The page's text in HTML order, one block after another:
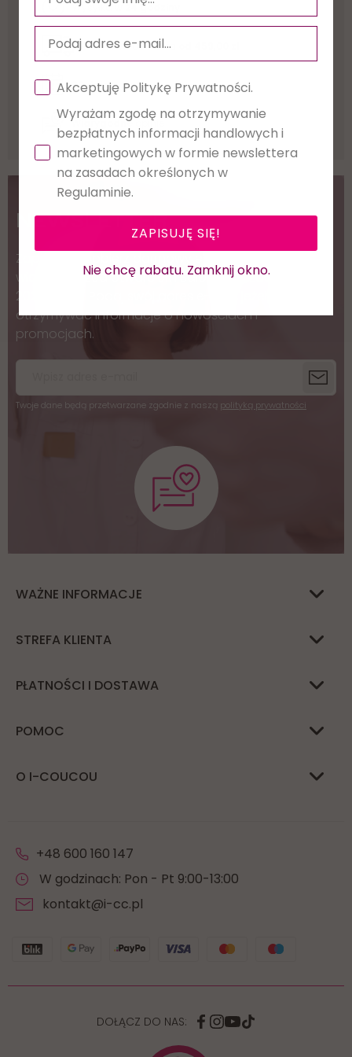
Wysyłka w24 godziny
Darmowa dostawa
30 dnina zwrot
Wiarygodne opinie
NEWSLETTER
Zapisz się i pobierz darmowy e-book "Co warto
wiedzieć przed otwarciem Salonu Stylizacji Rzęs w
2025 roku?" Podaj swój adres e-mail, jeżeli chcesz
otrzymywać informacje o nowościach i
promocjach.
Twoje dane będą przetwarzane zgodnie z naszą polityką prywatności
WAŻNE INFORMACJE
STREFA KLIENTA
PŁATNOŚCI I DOSTAWA
POMOC
O I-COUCOU
+48 600 160 147
W godzinach: Pon - Pt 9:00-13:00
kontakt@i-cc.pl
DOŁĄCZ DO NAS:
Akceptuję Politykę Prywatności.
Wyrażam zgodę na otrzymywanie
bezpłatnych informacji handlowych i
marketingowych w formie newslettera
na zasadach określonych w
Regulaminie.
ZAPISUJĘ SIĘ!
Nie chcę rabatu. Zamknij okno.